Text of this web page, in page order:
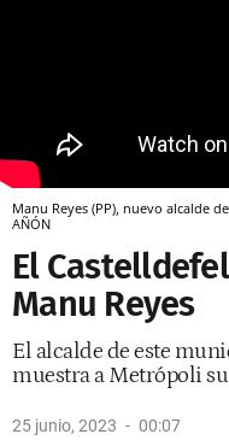
Manu Reyes (PP), nuevo alcalde
AÑÓN
El
Manu Reyes
El alcalde de este
muestra a Metrópoli
25 junio, 2023 00:07